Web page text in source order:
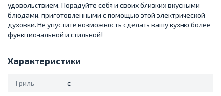
удовольствием. Порадуйте себя и своих близких вкусными
блюдами, приготовленными с помощью этой электрической
духовки. Не упустите возможность сделать вашу кухню более
функциональной и стильной!
Характеристики
Гриль є